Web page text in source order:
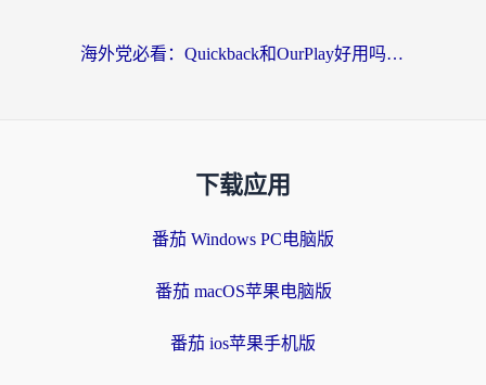
海外党必看：Quickback和OurPlay好用吗？3分钟选对回国加速器，无缝刷剧玩游戏
下载应用
番茄 Windows PC电脑版
番茄 macOS苹果电脑版
番茄 ios苹果手机版